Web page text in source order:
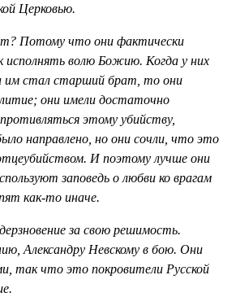
Церковью.
Потому что они фактически
исполнять волю Божию. Когда у них
им стал старший брат, то они
они имели достаточно
этому убийству,
направлено, но они сочли, что это
И поэтому лучше они
заповедь о любви ко врагам
как-то иначе.
за свою решимость.
Александру Невскому в бою. Они
так что это покровители Русской